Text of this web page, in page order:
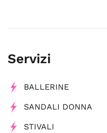
Servizi
BALLERINE
SANDALI DONNA
STIVALI